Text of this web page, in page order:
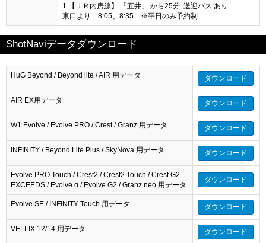
1.【ＪＲ内房線】 「五井」 から25分 送迎バス:あり
東口より 8:05、8:35 ※平日のみ予約制
ShotNaviデータダウンロード
HuG Beyond / Beyond lite / AIR 用データ ダウンロード
AIR EX用データ ダウンロード
W1 Evolve / Evolve PRO / Crest / Granz 用データ ダウンロード
INFINITY / Beyond Lite Plus / SkyNova 用データ ダウンロード
Evolve PRO Touch / Crest2 / Crest2 Touch / Crest G2
EXCEEDS / Evolve α / Evolve G2 / Granz neo 用データ
ダウンロード
Evolve SE / INFINITY Touch 用データ ダウンロード
VELLIX 12/14 用データ ダウンロード